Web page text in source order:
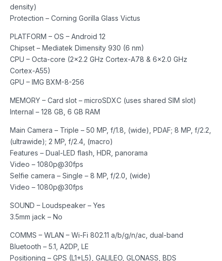
density)
Protection – Corning Gorilla Glass Victus
PLATFORM – OS – Android 12
Chipset – Mediatek Dimensity 930 (6 nm)
CPU – Octa-core (2×2.2 GHz Cortex-A78 & 6×2.0 GHz
Cortex-A55)
GPU – IMG BXM-8-256
MEMORY – Card slot – microSDXC (uses shared SIM slot)
Internal – 128 GB, 6 GB RAM
Main Camera – Triple – 50 MP, f/1.8, (wide), PDAF; 8 MP, f/2.2,
(ultrawide); 2 MP, f/2.4, (macro)
Features – Dual-LED flash, HDR, panorama
Video – 1080p@30fps
Selfie camera – Single – 8 MP, f/2.0, (wide)
Video – 1080p@30fps
SOUND – Loudspeaker – Yes
3.5mm jack – No
COMMS – WLAN – Wi-Fi 802.11 a/b/g/n/ac, dual-band
Bluetooth – 5.1, A2DP, LE
Positioning – GPS (L1+L5), GALILEO, GLONASS, BDS